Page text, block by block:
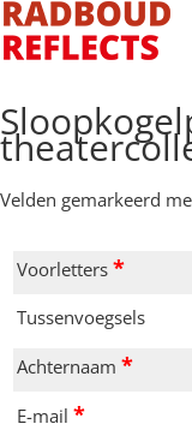
Velden gemarkeerd
Voorletters*
Tussenvoegsels
Achternaam*
E-mail*